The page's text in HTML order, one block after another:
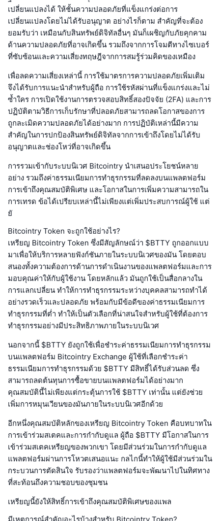
เปลี่ยนแปลงได้ ให้ชั้นความปลอดภัยที่แข็งแกร่งต่อการ
เปลี่ยนแปลงโดยไม่ได้รับอนุญาต อย่างไรก็ตาม สำคัญที่จะต้อง
ยอมรับว่า เหมือนกับสินทรัพย์ดิจิทัลอื่นๆ มันก็เผชิญกับภัยคุกคาม
ด้านความปลอดภัยที่อาจเกิดขึ้น รวมถึงจากการโจมตีทางไซเบอร์
ที่ซับซ้อนและความเสี่ยงทฤษฎีจากการสมรู้ร่วมคิดของเหมือง
เพื่อลดความเสี่ยงเหล่านี้ การใช้มาตรการความปลอดภัยเพิ่มเติม
จึงได้รับการแนะนำสำหรับผู้ถือ การใช้รหัสผ่านที่แข็งแกร่งและไม่
ซ้ำใคร การเปิดใช้งานการตรวจสอบสิทธิ์สองปัจจัย (2FA) และการ
ปฏิบัติตามวิธีการเก็บรักษาที่ปลอดภัยสามารถลดโอกาสของการ
ถูกละเมิดความปลอดภัยได้อย่างมาก การปฏิบัติเหล่านี้มีความ
สำคัญในการปกป้องสินทรัพย์ดิจิทัลจากการเข้าถึงโดยไม่ได้รับ
อนุญาตและช่องโหว่ที่อาจเกิดขึ้น
การรวมเข้ากับระบบนิเวศ Bitcointry นำเสนอประโยชน์หลาย
อย่าง รวมถึงค่าธรรมเนียมการทำธุรกรรมที่ลดลงบนแพลตฟอร์ม
การเข้าถึงคุณสมบัติพิเศษ และโอกาสในการเพิ่มความสามารถใน
การเทรด ข้อได้เปรียบเหล่านี้ไม่เพียงแต่เพิ่มประสบการณ์ผู้ใช้ แต่
ยั
Bitcointry Token จะถูกใช้อย่างไร?
เหรียญ Bitcointry Token ซึ่งมีสัญลักษณ์ว่า $BTTY ถูกออกแบบ
มาเพื่อให้บริการหลายฟังก์ชันภายในระบบนิเวศของมัน โดยตอบ
สนองทั้งความต้องการด้านการดำเนินงานของแพลตฟอร์มและการ
มอบคุณค่าให้กับผู้ใช้งาน โดยหลักแล้ว มันถูกใช้เป็นสื่อกลางใน
การแลกเปลี่ยน ทำให้การทำธุรกรรมระหว่างบุคคลสามารถทำได้
อย่างรวดเร็วและปลอดภัย พร้อมกับมีข้อดีของค่าธรรมเนียมการ
ทำธุรกรรมที่ต่ำ ทำให้เป็นตัวเลือกที่น่าสนใจสำหรับผู้ใช้ที่ต้องการ
ทำธุรกรรมอย่างมีประสิทธิภาพภายในระบบนิเวศ
นอกจากนี้ $BTTY ยังถูกใช้เพื่อชำระค่าธรรมเนียมการทำธุรกรรม
บนแพลตฟอร์ม Bitcointry Exchange ผู้ใช้ที่เลือกชำระค่า
ธรรมเนียมการทำธุรกรรมด้วย $BTTY มีสิทธิ์ได้รับส่วนลด ซึ่ง
สามารถลดต้นทุนการซื้อขายบนแพลตฟอร์มได้อย่างมาก
คุณสมบัตินี้ไม่เพียงแต่กระตุ้นการใช้ $BTTY เท่านั้น แต่ยังช่วย
เพิ่มการหมุนเวียนของมันภายในระบบนิเวศอีกด้วย
อีกหนึ่งคุณสมบัติหลักของเหรียญ Bitcointry Token คือบทบาทใน
การเข้าร่วมสเตคและการกำกับดูแล ผู้ถือ $BTTY มีโอกาสในการ
เข้าร่วมสเตคเหรียญของพวกเขา โดยมีส่วนร่วมในการกำกับดูแล
แพลตฟอร์มผ่านการโหวตเสนอแนะ กลไกนี้ทำให้ผู้ใช้มีส่วนร่วมใน
กระบวนการตัดสินใจ รับรองว่าแพลตฟอร์มจะพัฒนาไปในทิศทาง
ที่สะท้อนถึงความชอบของชุมชน
เหรียญนี้ยังให้สิทธิ์การเข้าถึงคุณสมบัติพิเศษของแพล